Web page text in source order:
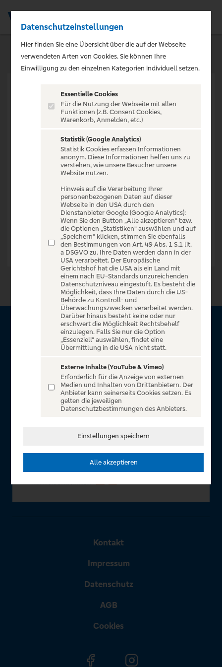
VERANSTALTUNG NICHT
GEFUNDEN
Zur Startseite
Über VR Entertain
für alle Kunden der Volksbanken Raiffeisenbanken. Auf
unserem einzigartigen Portal finden Sie Tickets für
atemberaubende Konzerte, Musicals und Shows, die
Fußball-Bundesliga sowie die Champions League und die
In Zusammenarbeit mit
Kontakt
Impressum
Datenschutz
AGB
Cookies
Datenschutzeinstellungen
Hier finden Sie eine Übersicht über die auf der Webseite
verwendeten Arten von Cookies. Sie können Ihre
Einwilligung zu den einzelnen Kategorien individuell setzen.
Essentielle Cookies
Für die Nutzung der Webseite mit allen
Funktionen (z.B. Consent Cookies,
Warenkorb, Anmelden, etc.)
Statistik (Google Analytics)
Statistik Cookies erfassen Informationen
anonym. Diese Informationen helfen uns zu
verstehen, wie unsere Besucher unsere
Website nutzen.
Hinweis auf die Verarbeitung Ihrer
personenbezogenen Daten auf dieser
Webseite in den USA durch den
Dienstanbieter Google (Google Analytics):
Wenn Sie den Button „Alle akzeptieren“ bzw.
die Optionen „Statistiken“ auswählen und auf
„Speichern“ klicken, stimmen Sie ebenfalls
den Bestimmungen von Art. 49 Abs. 1 S.1 lit.
a DSGVO zu. Ihre Daten werden dann in der
USA verarbeitet. Der Europäische
Gerichtshof hat die USA als ein Land mit
einem nach EU-Standards unzureichenden
Datenschutzniveau eingestuft. Es besteht die
Möglichkeit, dass Ihre Daten durch die US-
Behörde zu Kontroll- und
Überwachungszwecken verarbeitet werden.
Darüber hinaus besteht keine oder nur
erschwert die Möglichkeit Rechtsbehelf
einzulegen. Falls Sie nur die Option
„Essenziell“ auswählen, findet eine
Übermittlung in die USA nicht statt.
Externe Inhalte (YouTube & Vimeo)
Erforderlich für die Anzeige von externen
Medien und Inhalten von Drittanbietern. Der
Anbieter kann seinerseits Cookies setzen. Es
gelten die jeweiligen
Datenschutzbestimmungen des Anbieters.
Einstellungen speichern
Alle akzeptieren